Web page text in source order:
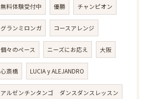
無料体験受付中 優勝 チャンピオン
グランミロンガ コースアレンジ
個々のペース ニーズにお応え 大阪
心斎橋 LUCIA y ALEJANDRO
アルゼンチンタンゴ ダンスダンスレッスン